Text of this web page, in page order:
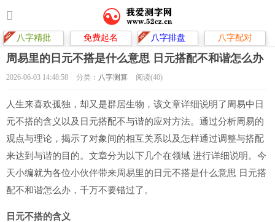
八字精批 免费起名 八字排盘 八字配对
周易里的日元不搭是什么意思 日元搭配不和谐怎么办
2026-06-03 14:48:58 分类： 八字测算 阅读(40)
人生来喜欢孤独，却又是群居生物，该文章详细说明了周易中日
元不搭的含义以及日元搭配不与谐的应对方法。通过分析周易的
观点与理论，揭示了对象间的相互关系以及怎样通过调整与搭配
来达到与谐的目的。文章分为以下几个在领域 进行详细说明。今
天小编就为各位小伙伴带来周易里的日元不搭是什么意思 日元搭
配不和谐怎么办，千万不要错过了。
日元不搭的含义